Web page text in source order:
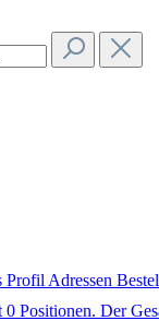
Profil Adressen
0 Positionen. Der